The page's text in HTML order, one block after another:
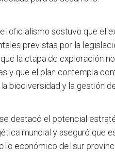
oficialismo sostuvo que el
previstas por la
la etapa de exploración
y que el plan contempla
biodiversidad y la gestión
se destacó el potencial
mundial y aseguró que
económico del sur